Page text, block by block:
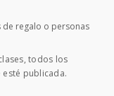
de regalo o personas
todos los
publicada.